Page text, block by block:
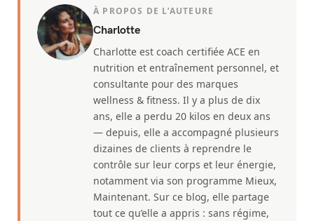
À PROPOS DE L’AUTEURE
Charlotte
Charlotte est coach certifiée ACE en
nutrition et entraînement personnel, et
consultante pour des marques
wellness & fitness. Il y a plus de dix
ans, elle a perdu 20 kilos en deux ans
— depuis, elle a accompagné plusieurs
dizaines de clients à reprendre le
contrôle sur leur corps et leur énergie,
notamment via son programme Mieux,
Maintenant. Sur ce blog, elle partage
tout ce qu’elle a appris : sans régime,